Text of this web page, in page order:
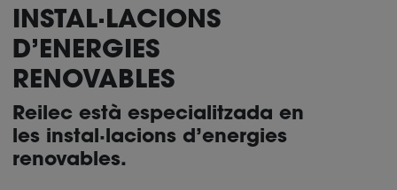
INSTAL·LACIONS
D’ENERGIES
RENOVABLES
Reilec està especialitzada en
les instal·lacions d’energies
renovables.